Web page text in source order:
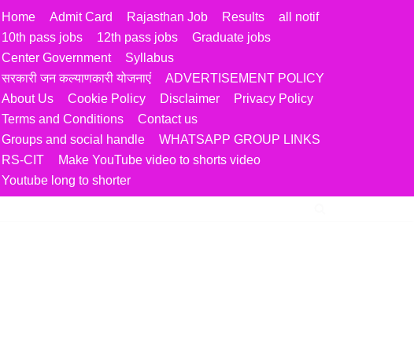
Home Admit Card Rajasthan Job Results
all notif
10th pass jobs
12th pass jobs
Graduate jobs
Center Government
Syllabus
सरकारी जन कल्याणकारी योजनाएं
ADVERTISEMENT POLICY
About Us
Cookie Policy Disclaimer
Privacy Policy
Terms and Conditions
Contact us
Groups and social handle
WHATSAPP GROUP LINKS
RS-CIT
Make YouTube video to shorts video
Youtube long to shorter